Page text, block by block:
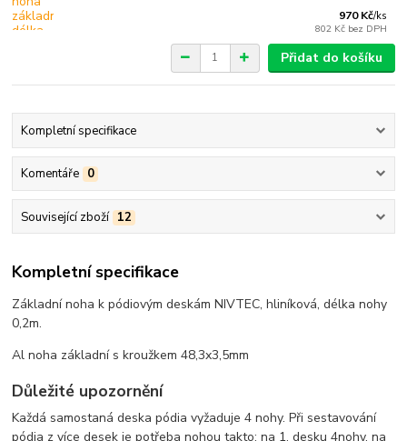
970 Kč/ks
802 Kč bez DPH
Přidat do košíku
Kompletní specifikace
Komentáře 0
Související zboží 12
Kompletní specifikace
Základní noha k pódiovým deskám NIVTEC, hliníková, délka nohy
0,2m.
Al noha základní s kroužkem 48,3x3,5mm
Důležité upozornění
Každá samostaná deska pódia vyžaduje 4 nohy. Při sestavování
pódia z více desek je potřeba nohou takto: na 1. desku 4nohy, na